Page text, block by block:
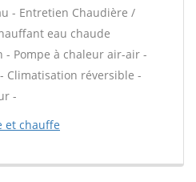
- Entretien Chaudière /
eau chaude
Pompe à chaleur air-air -
Climatisation réversible -
-
et chauffe